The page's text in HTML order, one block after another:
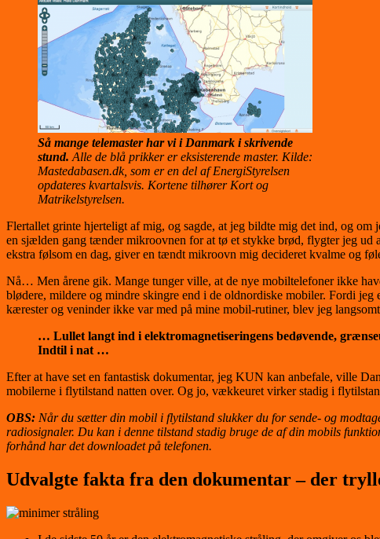
Så mange telemaster har vi i Danmark i skrivende
stund. Alle de blå prikker er eksisterende master. Kilde:
Mastedabasen.dk, som er en del af EnergiStyrelsen
opdateres kvartalsvis. Kortene tilhører Kort og
Matrikelstyrelsen.
Flertallet grinte hjerteligt af mig, og sagde, at jeg bildte mig det ind, og
en sjælden gang tænder mikroovnen for at tø et stykke brød, flygter jeg ud
ekstra følsom en dag, giver en tændt mikroovn mig decideret kvalme og
Nå… Men årene gik. Mange tunger ville, at de nye mobiltelefoner ikke
blødere, mildere og mindre skingre end i de oldnordiske mobiler. Fordi
kærester og veninder ikke var med på mine mobil-rutiner, blev jeg
… Lullet langt ind i elektromagnetiseringens bedøvende,
Indtil i nat …
Efter at have set en fantastisk dokumentar, jeg KUN kan anbefale, ville
mobilerne i flytilstand natten over. Og jo, vækkeuret virker stadig i
OBS: Når du sætter din mobil i flytilstand slukker du for sende- og
radiosignaler. Du kan i denne tilstand stadig bruge de af din mobils
forhånd har det downloadet på telefonen.
Udvalgte fakta fra den dokumentar – der